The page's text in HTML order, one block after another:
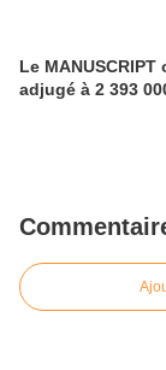
Le
adjugé à 2 393